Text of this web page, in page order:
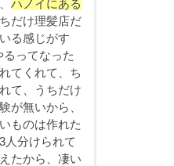
ハノイにある
だけ理髪店だ
る感じがす
るってなった
てくれて、ち
て、うちだけ
が無いから、
ものは作れた
人分けられて
たから、凄い